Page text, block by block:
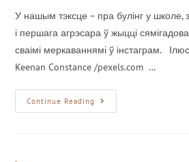
У нашым тэксце – пра булінг у школе,
і першага агрэсара ў жыцці
сваімі меркаваннямі ў інстаграм.
Keenan Constance /pexels.com …
Continue Reading